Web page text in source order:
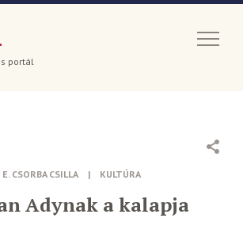
portál
E. CSORBA CSILLA | KULTÚRA
Adynak a kalapja